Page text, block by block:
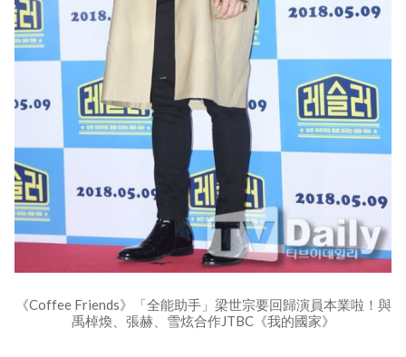
《Coffee Friends》「全能助手」梁世宗要回歸演員本業啦！與
禹棹煥、張赫、雪炫合作JTBC《我的國家》